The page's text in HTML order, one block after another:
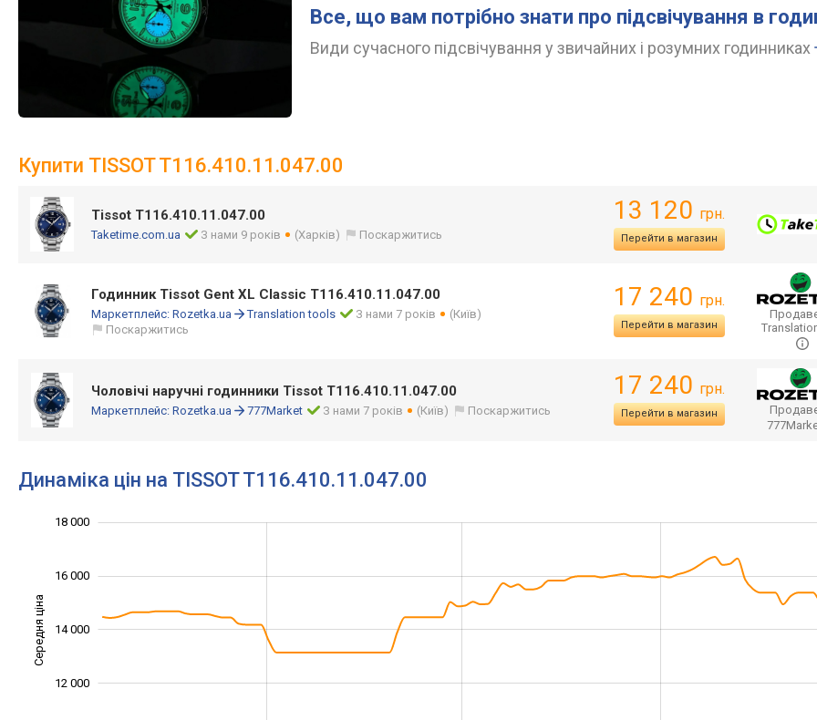
Все, що вам потрібно знати про підсвічування в
Види сучасного підсвічування у звичайних і розумних годинниках
Купити TISSOT T116.410.11.047.00
Tissot T116.410.11.047.00
Taketime.com.ua З нами 9 років (Харків) Поскаржитись
13 120 грн.
Перейти в магазин
Годинник Tissot Gent XL Classic T116.410.11.047.00
Маркетплейс: Rozetka.ua Translation tools З нами 7 років
(Київ)
Поскаржитись
17 240 грн.
Перейти в магазин
Чоловічі наручні годинники Tissot T116.410.11.047.00
Маркетплейс: Rozetka.ua 777Market З нами 7 років (Київ) Поскаржитись
17 240 грн.
Перейти в магазин
Динаміка цін на TISSOT T116.410.11.047.00
Середня ціна 11 000
12 000
14 000
16 000
18 000